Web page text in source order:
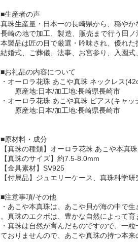
■生産者の声
真珠生産量・日本一の長崎県から、穏や
長崎の地で加工、製造、販売まで行う田
本製品は匠の目で厳選・吟味され、優れた
結婚式、ご葬儀、法事、お宮参り、入園
■お礼品の内容について
・オーロラ花珠 あこや真珠 ネックレス
原産地:日本/加工地:長崎県長崎市
・オーロラ花珠 あこや真珠 ピアス(キャッ
原産地:日本/加工地:長崎県長崎市
■原材料・成分
【真珠の種類】オーロラ花珠 あこや本真
【真珠のサイズ】約7.5-8.0mm
【金具素材】SV925
【付属品】ジュエリーケース、真珠科学
■注意事項/その他
・あこや本真珠は、あこや貝が海の中で
。真珠のエクボは、豊かな自然によって育
・真珠は自然が育んだものですので、一
ておりませんので、あこや真珠の持つ本来